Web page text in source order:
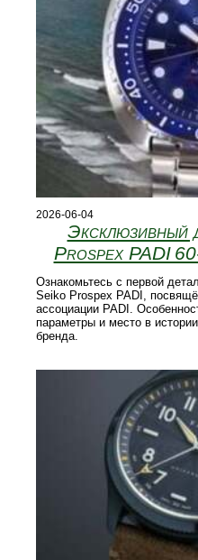
2026-06-04
Эксклюзивный
Prospex PADI
Ознакомьтесь с первой
Seiko Prospex PADI,
ассоциации PADI.
параметры и место в
бренда.